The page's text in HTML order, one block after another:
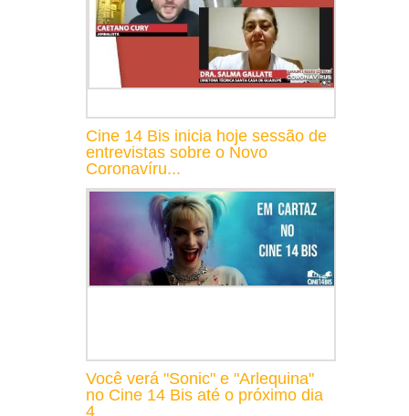
Cine 14 Bis inicia hoje sessão de
entrevistas sobre o Novo
Coronavíru...
Você verá "Sonic" e "Arlequina"
no Cine 14 Bis até o próximo dia
4